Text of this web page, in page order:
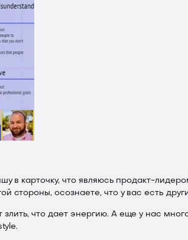
в карточку, что являюсь продакт-
стороны, осознаете, что у вас есть
что дает энергию. А еще у нас